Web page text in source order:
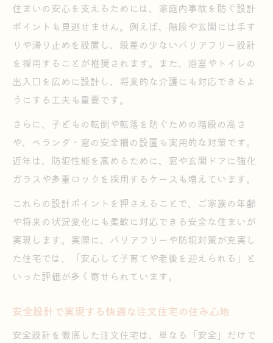
住まいの安心を支えるためには、家庭内事故を防ぐ設計
ポイントも見逃せません。例えば、階段や玄関には手す
りや滑り止めを設置し、段差の少ないバリアフリー設計
を採用することが推奨されます。また、浴室やトイレの
出入口を広めに設計し、将来的な介護にも対応できるよ
うにする工夫も重要です。
さらに、子どもの転倒や転落を防ぐための階段の高さ
や、ベランダ・窓の安全柵の設置も実用的な対策です。
近年は、防犯性能を高めるために、窓や玄関ドアに強化
ガラスや多重ロックを採用するケースも増えています。
これらの設計ポイントを押さえることで、ご家族の年齢
や将来の状況変化にも柔軟に対応できる安全な住まいが
実現します。実際に、バリアフリーや防犯対策が充実し
た住宅では、「安心して子育てや老後を迎えられる」と
いった評価が多く寄せられています。
安全設計で実現する快適な注文住宅の住み心地
安全設計を徹底した注文住宅は、単なる「安全」だけで